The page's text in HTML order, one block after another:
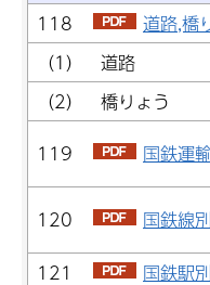
118
道路,橋
（1） 道路
（2） 橋りょう
119
国鉄運
120
国鉄線
121
国鉄駅